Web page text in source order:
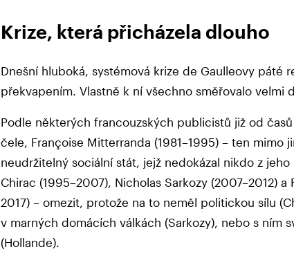
Krize, která přicházela dlouho
Dnešní hluboká, systémová krize de Gaulleovy páté
překvapením. Vlastně k ní všechno směřovalo velmi
Podle některých francouzských publicistů již od
čele, Françoise Mitterranda (1981–1995) – ten mimo
neudržitelný sociální stát, jejž nedokázal nikdo z
Chirac (1995–2007), Nicholas Sarkozy (2007–2012) a
2017) – omezit, protože na to neměl politickou sílu
v marných domácích válkách (Sarkozy), nebo s ním
(Hollande).